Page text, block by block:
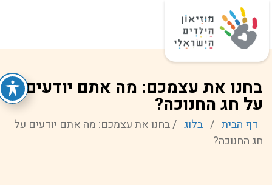
בחנו את עצמכם: מה אתם יודעים
על חג החנוכה?
דף הבית / בלוג / בחנו את עצמכם: מה אתם יודעים על
חג החנוכה?